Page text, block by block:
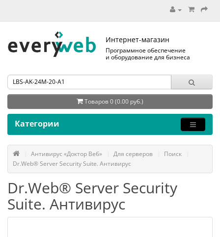
Интернет-магазин
Программное обеспечение
и оборудование для бизнеса
Товаров 0 (0.00 руб.)
Категории
Антивирус «Доктор Веб» Для серверов
Поиск
Dr.Web® Server Security Suite. Антивирус
Dr.Web® Server Security
Suite. Антивирус